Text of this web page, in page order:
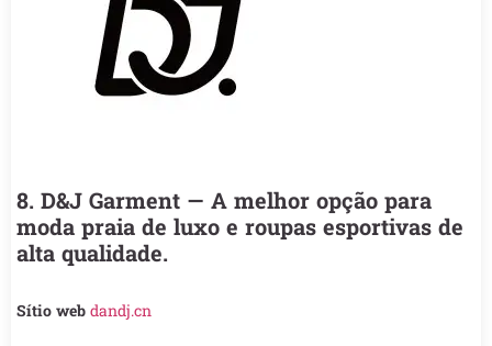
8. D&J Garment — A melhor opção para
moda praia de luxo e roupas esportivas de
alta qualidade.
Sítio web dandj.cn